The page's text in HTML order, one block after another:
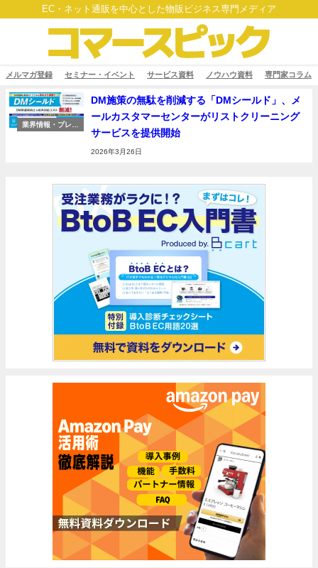
EC・ネット通販を中心とした物販ビジネス専門メディア
メルマガ登録 セミナー・イベント サービス資料 ノウハウ資料 専門家コラム
業界情報・プレス
DM施策の無駄を削減する「DMシールド」、メ
ールカスタマーセンターがリストクリーニング
サービスを提供開始
2026年3月26日